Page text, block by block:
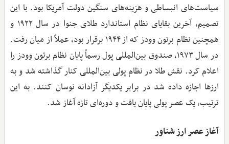
سیاست‌های انبساطی و هزینه‌های سنگین دولت آمریکا بود. با این
تصمیم، آخرین بقایای نظام استاندارد طلای جنوا در سال ۱۹۲۲ و
همچنین نظام برتون وودز که از ۱۹۴۴ برقرار بود، عملاً از میان رفت.
در سال ۱۹۷۳، صندوق بین‌المللی پول رسماً پایان نظام برتون وودز را
اعلام کرد. نقش طلا در نظام پولی بین‌المللی کنار گذاشته شد و به
ارزها اجازه داده شد در برابر یکدیگر آزادانه نوسان کنند. به این
ترتیب، یک عصر پولی پایان یافت و دوره‌ای تازه آغاز شد.
آغاز عصر ارز شناور